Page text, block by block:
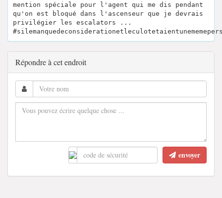
mention spéciale pour l'agent qui me dis pendant
qu'on est bloqué dans l'ascenseur que je devrais
privilégier les escalators ...
Répondre à cet endroit
envoyer